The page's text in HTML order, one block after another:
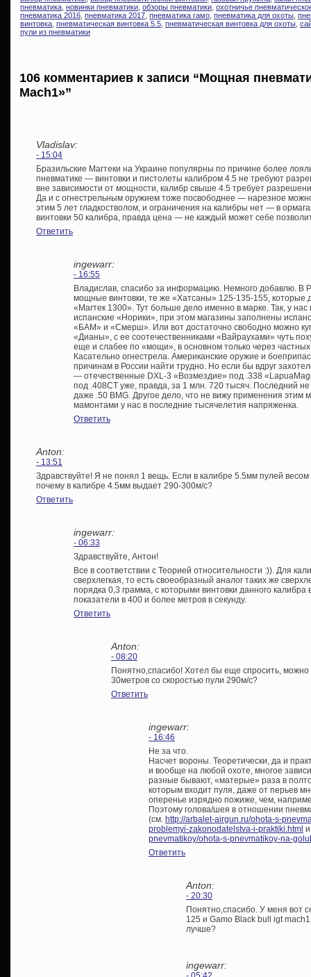
пневматика новинки пневматики обзоры пневматики охотничье
пневматика 2016 пневматика 2017 пневматика гамо пневматика для охоты
винтовка пневматическая винтовка 5.5 пневматическая винтовка для охоты
пули из пневматики
106 комментариев к записи “Мощная
Mach1»”
Vladislav:
- 15:04
Бразильские Магтеки на Украине популярны по причине более
пневматике — винтовки и пистолеты калибром 4.5 не требуют
вне зависимости от мощности, калибр свыше 4.5 требует
Да и с огнестрельным оружием тоже посвободнее — нарезное
этим 5 лет гладкостволом, и ограничения на калибры нет — в
винтовки 50 калибра, правда цена — не каждый может себе
Ответить
ingewarr:
- 16:55
Владислав, спасибо за информацию. Немного добавлю. В
мощные винтовки, те же «Хатсаны» 125-135-155, которые
«Магтек 1300». Тут больше дело именно в марке. Так, у нас
испанские «Норики», при этом магазины заполнены
«БАМ» и «Смерш». Или вот достаточно свободно можно
«Дианы», с ее соотечественниками «Вайраухами» чуть
еще и слабее по «мощи», в основном только через
Касательно огнестрела. Американские оружие и
причинам в России найти трудно. Но если бы вдруг
— отечественные DXL-3 «Возмездие» под .338
под .408СТ уже, правда, за 1 млн. 720 тысяч. Последний не
даже .50 BMG. Другое дело, что не вижу применения этим
мамонтами у нас в последние тысячелетия напряженка.
Ответить
Anton:
- 13:51
Здравствуйте! Я не понял 1 вещь. Если в калибре 5.5мм пулей весом
почему в калибре 4.5мм выдает 290-300м/с?
Ответить
ingewarr:
- 06:33
Здравствуйте, Антон!
Все в соответствии с Теорией относительности :)). Для
сверхлегкая, то есть своеобразный аналог таких же
порядка 0,3 грамма, с которыми винтовки данного
показатели в 400 и более метров в секунду.
Ответить
Anton:
- 08:20
Понятно,спасибо! Хотел бы еще спросить, можно
30метров со скоростью пули 290м/с?
Ответить
ingewarr:
- 16:46
Не за что.
Насчет вороны. Теоретически, да и
и вообще на любой охоте, многое
разные бывают, «матерые» раза в
которым входит пуля, даже от перьев
оперенье изрядно пожиже, чем,
Поэтому голова/шея в отношении
(см. http://arbalet-airgun.ru/ohota-s-
problemyi-zakonodatelstva-i-praktiki.html
pnevmatikoy/ohota-s-pnevmatikoy-na-
Ответить
Anton:
- 20:30
Понятно,спасибо. У меня вот
125 и Gamo Black bull igt
лучше?
ingewarr: